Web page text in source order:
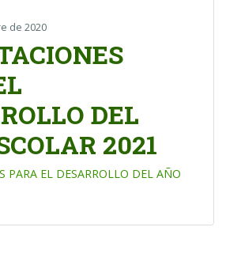
de 2020
DEL
2021
PARA EL DESARROLLO DEL AÑO